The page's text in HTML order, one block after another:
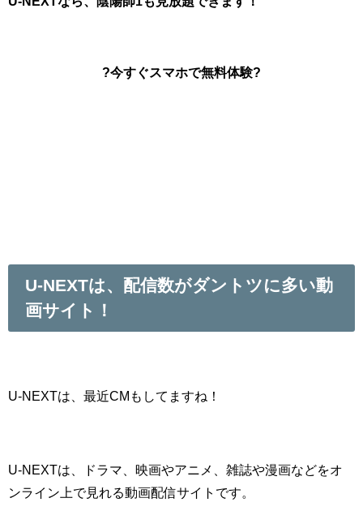
?今すぐスマホで無料体験?
U-NEXTは、配信数がダントツに多い動
画サイト！
U-NEXTは、最近CMもしてますね！
U-NEXTは、ドラマ、映画やアニメ、雑誌や漫画などをオ
ンライン上で見れる動画配信サイトです。